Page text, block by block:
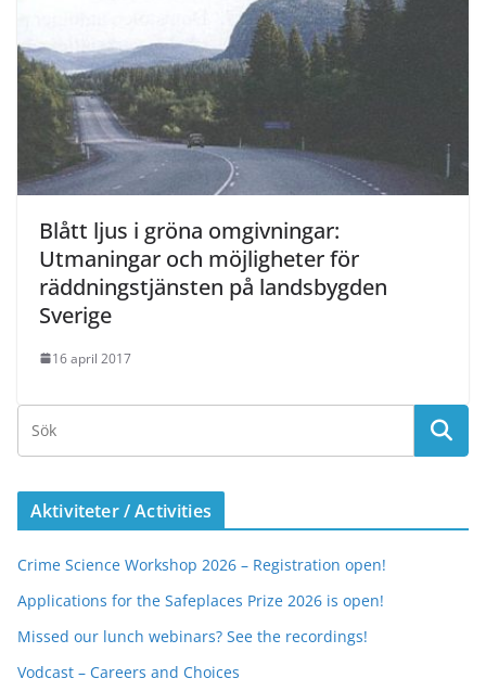
Blått ljus i gröna omgivningar:
Utmaningar och möjligheter för
räddningstjänsten på landsbygden
Sverige
16 april 2017
Aktiviteter / Activities
Crime Science Workshop 2026 – Registration open!
Applications for the Safeplaces Prize 2026 is open!
Missed our lunch webinars? See the recordings!
Vodcast – Careers and Choices